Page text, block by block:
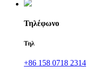
Τηλέφωνο
Τηλ
+86 158 0718 2314